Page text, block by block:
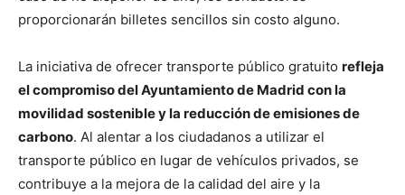
proporcionarán billetes sencillos sin costo alguno.
La iniciativa de ofrecer transporte público gratuito refleja
el compromiso del Ayuntamiento de Madrid con la
movilidad sostenible y la reducción de emisiones de
carbono. Al alentar a los ciudadanos a utilizar el
transporte público en lugar de vehículos privados, se
contribuye a la mejora de la calidad del aire y la